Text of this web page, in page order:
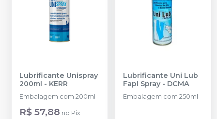
Lubrificante Unispray
200ml - KERR
Embalagem com 200ml
R$ 57,88 no Pix
Lubrificante Uni Lub
Fapi Spray- DCMA
Embalagem com 250ml